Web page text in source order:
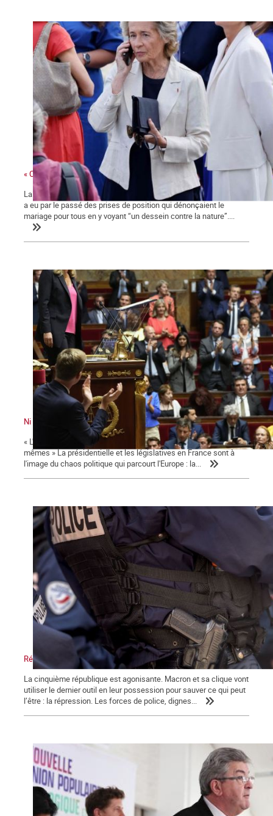
« Ces gens-là »
La ministre des collectivités territoriales, issue des Républicains,
a eu par le passé des prises de position qui dénonçaient le
mariage pour tous en y voyant “un dessein contre la nature”....
Ni le gouvernement ni l'Assemblée ne nous représente !
« L'émancipation des travailleurs sera l'œuvre des travailleurs eux-
mêmes » La présidentielle et les législatives en France sont à
l'image du chaos politique qui parcourt l'Europe : la...
Répression, maître-mot de la macronie.
La cinquième république est agonisante. Macron et sa clique vont
utiliser le dernier outil en leur possession pour sauver ce qui peut
l’être : la répression. Les forces de police, dignes...